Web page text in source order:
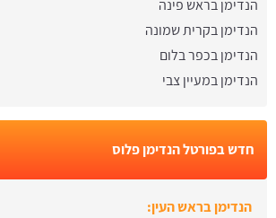
הנדימן בראש פינה
הנדימן בקרית שמונה
הנדימן בכפר בלום
הנדימן במעיין צבי
חדש בפורטל הנדימן פלוס
הנדימן בגבעתיים: